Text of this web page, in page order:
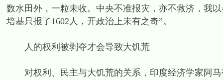
数水田外，一粒未收。中央不准报灾，亦不救济，我
培基只报了1602人，开政治上未有之奇”。
人的权利被剥夺才会导致大饥荒
对权利、民主与大饥荒的关系，印度经济学家阿马